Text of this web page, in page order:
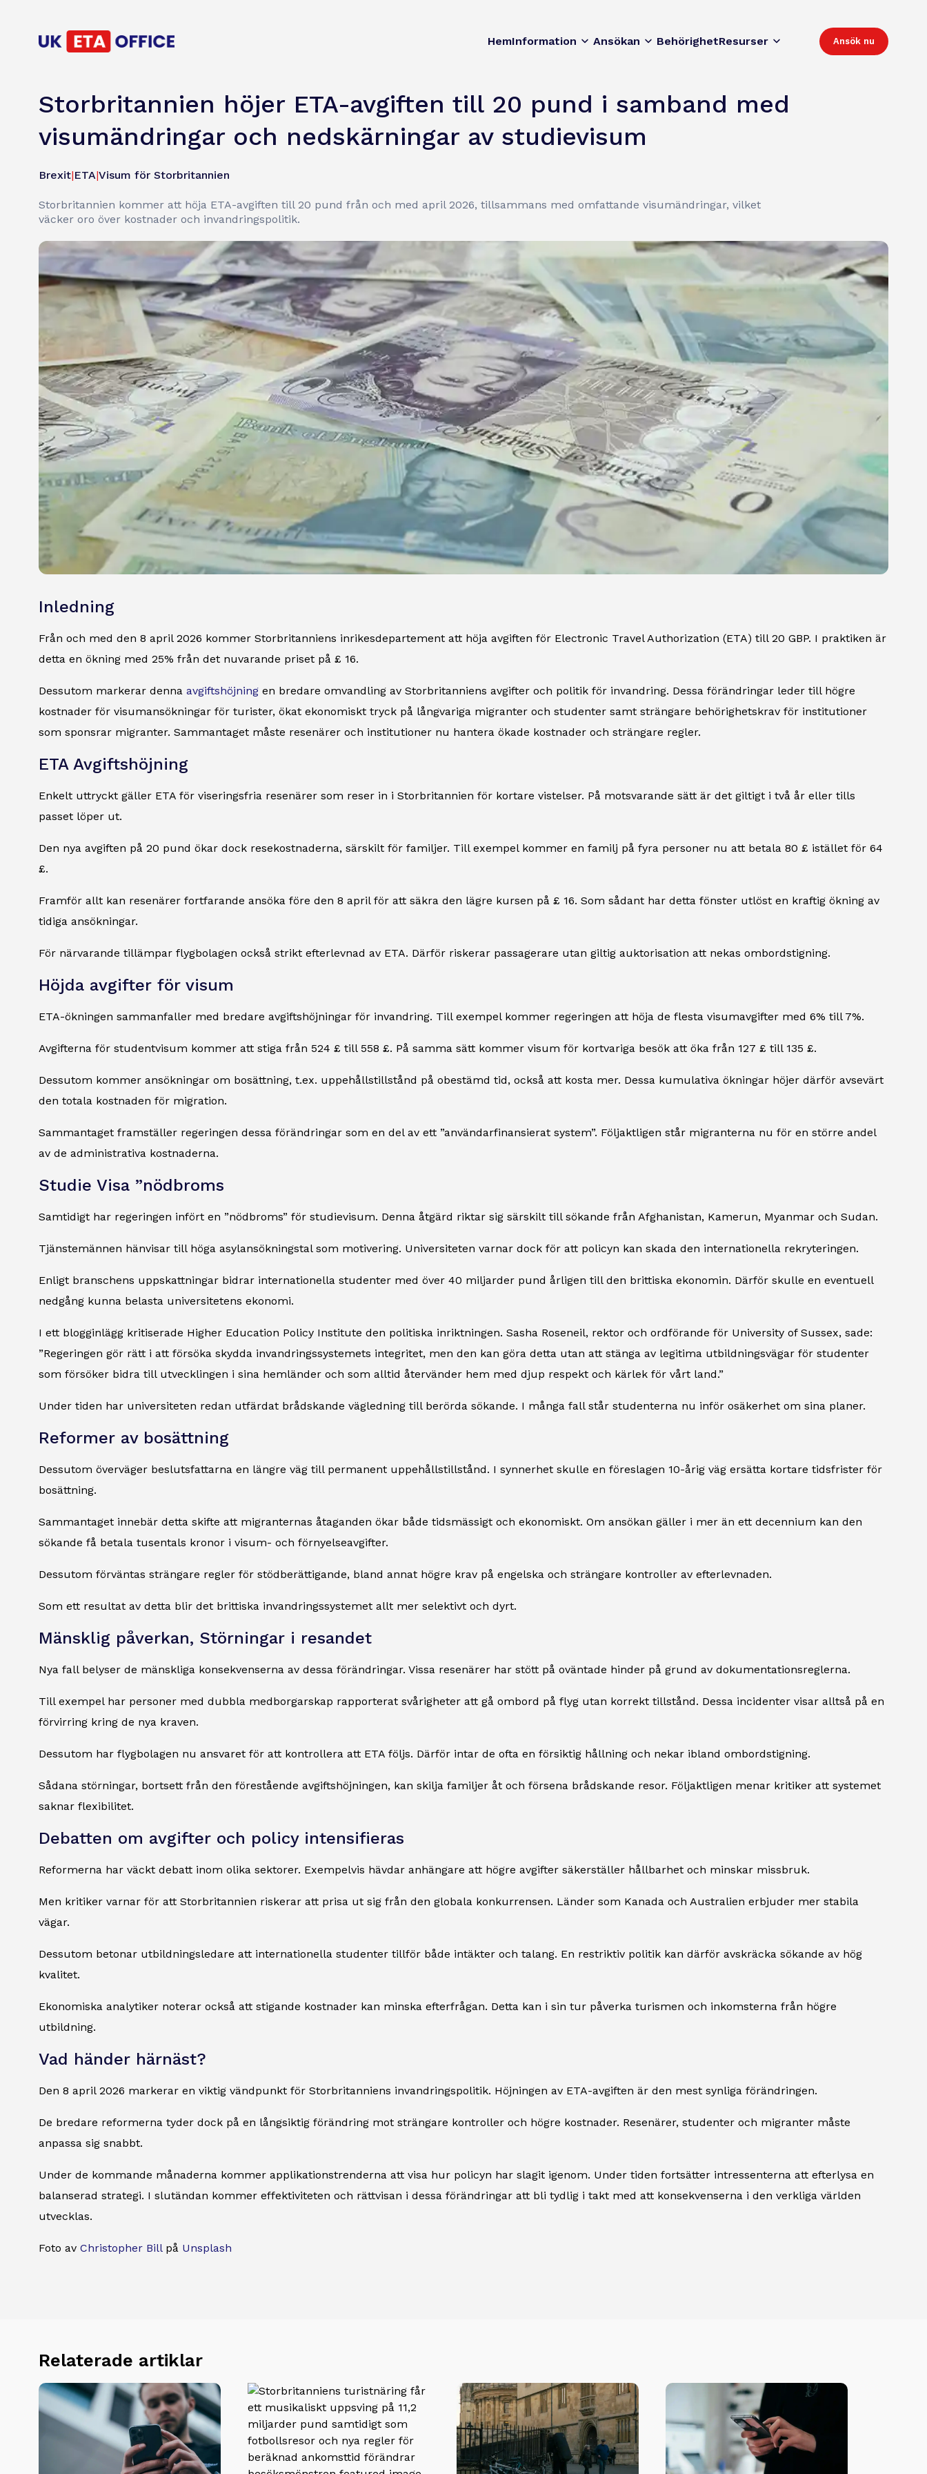
HemInformation Ansökan BehörighetResurser Ansök nu
Storbritannien höjer ETA-avgiften till 20 pund i samband med
visumändringar och nedskärningar av studievisum
Brexit|ETA|Visum för Storbritannien
Storbritannien kommer att höja ETA-avgiften till 20 pund från och med april 2026, tillsammans med omfattande visumändringar, vilket
väcker oro över kostnader och invandringspolitik.
Inledning
Från och med den 8 april 2026 kommer Storbritanniens inrikesdepartement att höja avgiften för Electronic Travel Authorization (ETA) till 20 GBP. I praktiken är
detta en ökning med 25% från det nuvarande priset på £ 16.
Dessutom markerar denna avgiftshöjning en bredare omvandling av Storbritanniens avgifter och politik för invandring. Dessa förändringar leder till högre
kostnader för visumansökningar för turister, ökat ekonomiskt tryck på långvariga migranter och studenter samt strängare behörighetskrav för institutioner
som sponsrar migranter. Sammantaget måste resenärer och institutioner nu hantera ökade kostnader och strängare regler.
ETA Avgiftshöjning
Enkelt uttryckt gäller ETA för viseringsfria resenärer som reser in i Storbritannien för kortare vistelser. På motsvarande sätt är det giltigt i två år eller tills
passet löper ut.
Den nya avgiften på 20 pund ökar dock resekostnaderna, särskilt för familjer. Till exempel kommer en familj på fyra personer nu att betala 80 £ istället för 64
£.
Framför allt kan resenärer fortfarande ansöka före den 8 april för att säkra den lägre kursen på £ 16. Som sådant har detta fönster utlöst en kraftig ökning av
tidiga ansökningar.
För närvarande tillämpar flygbolagen också strikt efterlevnad av ETA. Därför riskerar passagerare utan giltig auktorisation att nekas ombordstigning.
Höjda avgifter för visum
ETA-ökningen sammanfaller med bredare avgiftshöjningar för invandring. Till exempel kommer regeringen att höja de flesta visumavgifter med 6% till 7%.
Avgifterna för studentvisum kommer att stiga från 524 £ till 558 £. På samma sätt kommer visum för kortvariga besök att öka från 127 £ till 135 £.
Dessutom kommer ansökningar om bosättning, t.ex. uppehållstillstånd på obestämd tid, också att kosta mer. Dessa kumulativa ökningar höjer därför avsevärt
den totala kostnaden för migration.
Sammantaget framställer regeringen dessa förändringar som en del av ett ”användarfinansierat system”. Följaktligen står migranterna nu för en större andel
av de administrativa kostnaderna.
Studie Visa ”nödbroms
Samtidigt har regeringen infört en ”nödbroms” för studievisum. Denna åtgärd riktar sig särskilt till sökande från Afghanistan, Kamerun, Myanmar och Sudan.
Tjänstemännen hänvisar till höga asylansökningstal som motivering. Universiteten varnar dock för att policyn kan skada den internationella rekryteringen.
Enligt branschens uppskattningar bidrar internationella studenter med över 40 miljarder pund årligen till den brittiska ekonomin. Därför skulle en eventuell
nedgång kunna belasta universitetens ekonomi.
I ett blogginlägg kritiserade Higher Education Policy Institute den politiska inriktningen. Sasha Roseneil, rektor och ordförande för University of Sussex, sade:
”Regeringen gör rätt i att försöka skydda invandringssystemets integritet, men den kan göra detta utan att stänga av legitima utbildningsvägar för studenter
som försöker bidra till utvecklingen i sina hemländer och som alltid återvänder hem med djup respekt och kärlek för vårt land.”
Under tiden har universiteten redan utfärdat brådskande vägledning till berörda sökande. I många fall står studenterna nu inför osäkerhet om sina planer.
Reformer av bosättning
Dessutom överväger beslutsfattarna en längre väg till permanent uppehållstillstånd. I synnerhet skulle en föreslagen 10-årig väg ersätta kortare tidsfrister för
bosättning.
Sammantaget innebär detta skifte att migranternas åtaganden ökar både tidsmässigt och ekonomiskt. Om ansökan gäller i mer än ett decennium kan den
sökande få betala tusentals kronor i visum- och förnyelseavgifter.
Dessutom förväntas strängare regler för stödberättigande, bland annat högre krav på engelska och strängare kontroller av efterlevnaden.
Som ett resultat av detta blir det brittiska invandringssystemet allt mer selektivt och dyrt.
Mänsklig påverkan, Störningar i resandet
Nya fall belyser de mänskliga konsekvenserna av dessa förändringar. Vissa resenärer har stött på oväntade hinder på grund av dokumentationsreglerna.
Till exempel har personer med dubbla medborgarskap rapporterat svårigheter att gå ombord på flyg utan korrekt tillstånd. Dessa incidenter visar alltså på en
förvirring kring de nya kraven.
Dessutom har flygbolagen nu ansvaret för att kontrollera att ETA följs. Därför intar de ofta en försiktig hållning och nekar ibland ombordstigning.
Sådana störningar, bortsett från den förestående avgiftshöjningen, kan skilja familjer åt och försena brådskande resor. Följaktligen menar kritiker att systemet
saknar flexibilitet.
Debatten om avgifter och policy intensifieras
Reformerna har väckt debatt inom olika sektorer. Exempelvis hävdar anhängare att högre avgifter säkerställer hållbarhet och minskar missbruk.
Men kritiker varnar för att Storbritannien riskerar att prisa ut sig från den globala konkurrensen. Länder som Kanada och Australien erbjuder mer stabila
vägar.
Dessutom betonar utbildningsledare att internationella studenter tillför både intäkter och talang. En restriktiv politik kan därför avskräcka sökande av hög
kvalitet.
Ekonomiska analytiker noterar också att stigande kostnader kan minska efterfrågan. Detta kan i sin tur påverka turismen och inkomsterna från högre
utbildning.
Vad händer härnäst?
Den 8 april 2026 markerar en viktig vändpunkt för Storbritanniens invandringspolitik. Höjningen av ETA-avgiften är den mest synliga förändringen.
De bredare reformerna tyder dock på en långsiktig förändring mot strängare kontroller och högre kostnader. Resenärer, studenter och migranter måste
anpassa sig snabbt.
Under de kommande månaderna kommer applikationstrenderna att visa hur policyn har slagit igenom. Under tiden fortsätter intressenterna att efterlysa en
balanserad strategi. I slutändan kommer effektiviteten och rättvisan i dessa förändringar att bli tydlig i takt med att konsekvenserna i den verkliga världen
utvecklas.
Foto av Christopher Billpå Unsplash
Relaterade artiklar